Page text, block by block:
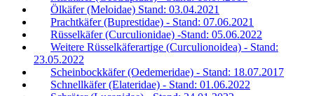
Ölkäfer (Meloidae) Stand: 03.04.2021
Prachtkäfer (Buprestidae) - Stand: 07.06.2021
Rüsselkäfer (Curculionidae) -Stand: 05.06.2022
Weitere Rüsselkäferartige (Curculionoidea) - Stand:
23.05.2022
Scheinbockkäfer (Oedemeridae) - Stand: 18.07.2017
Schnellkäfer (Elateridae) - Stand: 01.06.2022